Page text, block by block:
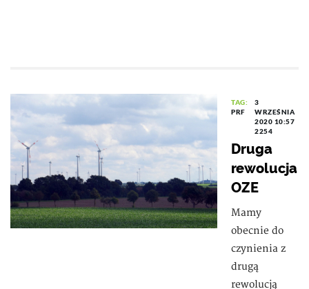
TAG:
PRF
3
WRZEŚNIA
2020 10:57
2254
Druga
rewolucja
OZE
Mamy
obecnie do
czynienia z
drugą
rewolucją